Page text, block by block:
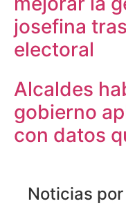
josefina
electoral
Alcaldes
gobierno
con datos
Noticias